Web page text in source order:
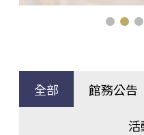
全部 館務公告